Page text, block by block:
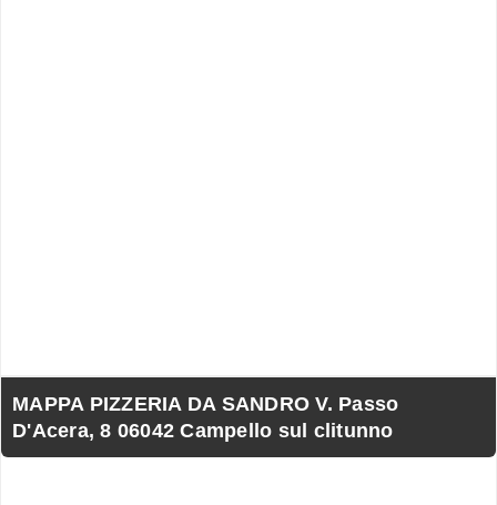
MAPPA PIZZERIA DA SANDRO V. Passo
D'Acera, 8 06042 Campello sul clitunno